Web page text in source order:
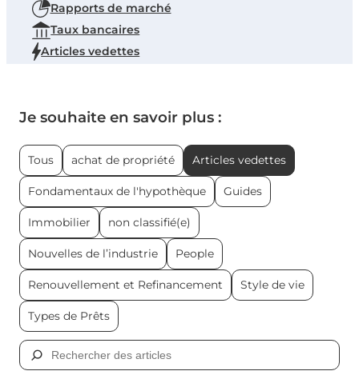
Rapports de marché
Taux bancaires
Articles vedettes
Je souhaite en savoir plus :
Tous achat de propriété Articles vedettes
Fondamentaux de l'hypothèque Guides
Immobilier non classifié(e)
Nouvelles de l’industrie People
Renouvellement et Refinancement Style de vie
Types de Prêts
Rechercher :